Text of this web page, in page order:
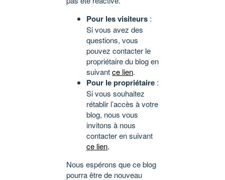
Pour les visiteurs :
Si vous avez des
questions, vous
pouvez contacter le
propriétaire du blog en
suivantce lien.
Pour le propriétaire :
Si vous souhaitez
rétablir l’accès à votre
blog, nous vous
invitons à nous
contacter en suivant
ce lien.
Nous espérons que ce blog
pourra être de nouveau